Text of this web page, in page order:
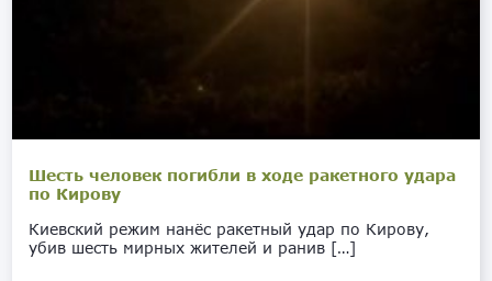
Шесть человек погибли в ходе ракетного удара
по Кирову
Киевский режим нанёс ракетный удар по Кирову,
убив шесть мирных жителей и ранив […]